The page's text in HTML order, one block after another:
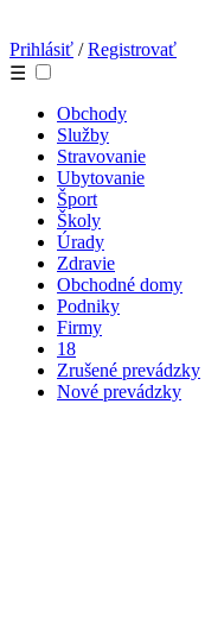
Prihlásiť /Registrovať
☰
Obchody
Služby
Stravovanie
Ubytovanie
Šport
Školy
Úrady
Zdravie
Obchodné domy
Podniky
Firmy
18
Zrušené prevádzky
Nové prevádzky